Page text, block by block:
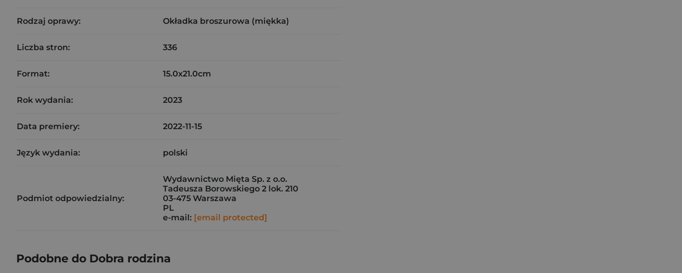
Rodzaj oprawy: Okładka broszurowa (miękka)
Liczba stron: 336
Format: 15.0x21.0cm
Rok wydania: 2023
Data premiery: 2022-11-15
Język wydania: polski
Podmiot odpowiedzialny:
Wydawnictwo Mięta Sp. z o.o.
Tadeusza Borowskiego 2 lok. 210
03-475 Warszawa
PL
e-mail: [email protected]
Podobne do Dobra rodzina